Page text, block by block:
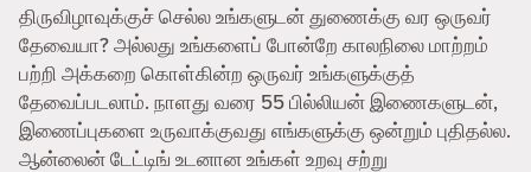
திருவிழாவுக்குச் செல்ல உங்களுடன் துணைக்கு வர ஒருவர்
தேவையா? அல்லது உங்களைப் போன்றே காலநிலை மாற்றம்
பற்றி அக்கறை கொள்கின்ற ஒருவர் உங்களுக்குத்
தேவைப்படலாம். நாளது வரை 55 பில்லியன் இணைகளுடன்,
இணைப்புகளை உருவாக்குவது எங்களுக்கு ஒன்றும் புதிதல்ல.
ஆன்லைன் டேட்டிங் உடனான உங்கள் உறவு சற்று